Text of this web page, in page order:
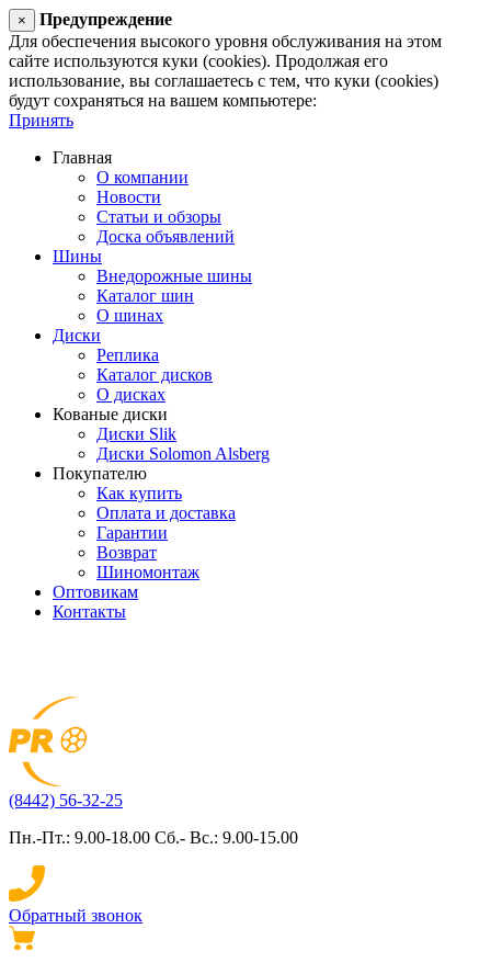
×
Предупреждение
Для обеспечения высокого уровня обслуживания на этом
сайте используются куки (cookies). Продолжая его
использование, вы соглашаетесь с тем, что куки (cookies)
будут сохраняться на вашем компьютере:
Принять
Главная
О компании
Новости
Статьи и обзоры
Доска объявлений
Шины
Внедорожные шины
Каталог шин
О шинах
Диски
Реплика
Каталог дисков
О дисках
Кованые диски
Диски Slik
Диски Solomon Alsberg
Покупателю
Как купить
Оплата и доставка
Гарантии
Возврат
Шиномонтаж
Оптовикам
Контакты
(8442) 56-32-25
Пн.-Пт.: 9.00-18.00 Сб.- Вс.: 9.00-15.00
Обратный звонок